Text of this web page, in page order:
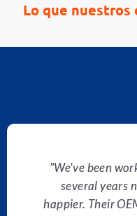
Lo que
"We've been
several years
happier. Their